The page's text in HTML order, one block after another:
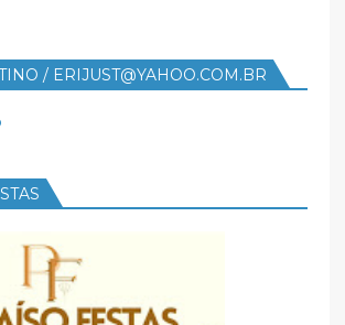
/ ERIJUST@YAHOO.COM.BR